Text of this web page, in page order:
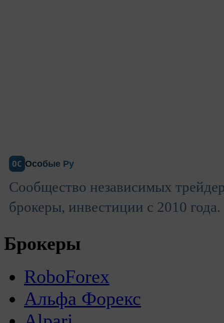
ОС Особые Ру
Сообщество независимых
брокеры, инвестиции с 2010 года.
Брокеры
RoboForex
Альфа Форекс